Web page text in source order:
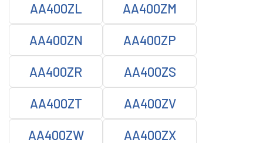
AA400ZL AA400ZM
AA400ZN AA400ZP
AA400ZR AA400ZS
AA400ZT AA400ZV
AA400ZW AA400ZX